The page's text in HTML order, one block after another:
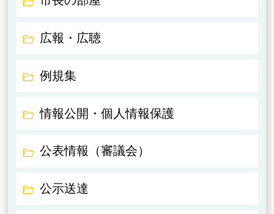
広報・広聴
例規集
情報公開・個人情報保護
公表情報（審議会）
公示送達